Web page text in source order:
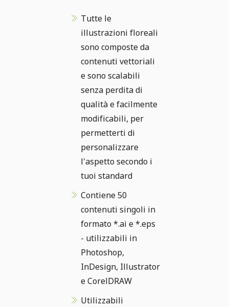
Tutte le
illustrazioni floreali
sono composte da
contenuti vettoriali
e sono scalabili
senza perdita di
qualità e facilmente
modificabili, per
permetterti di
personalizzare
l'aspetto secondo i
tuoi standard
Contiene 50
contenuti singoli in
formato *.ai e *.eps
- utilizzabili in
Photoshop,
InDesign, Illustrator
e CorelDRAW
Utilizzabili